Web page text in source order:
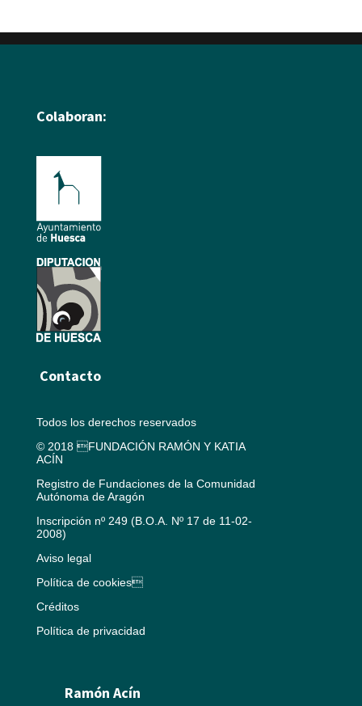
Colaboran:
Contacto
Todos los derechos reservados
© 2018 FUNDACIÓN RAMÓN Y KATIA
ACÍN
Registro de Fundaciones de la Comunidad
Autónoma de Aragón
Inscripción nº 249 (B.O.A. Nº 17 de 11-02-
2008)
Aviso legal
Política de cookies
Créditos
Política de privacidad
Ramón Acín